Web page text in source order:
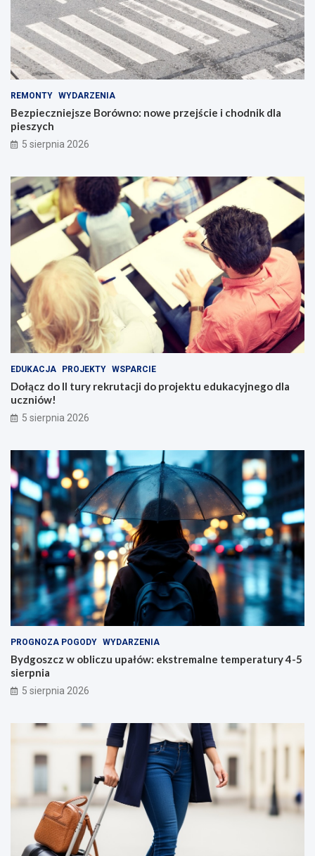
REMONTY WYDARZENIA
Bezpieczniejsze Borówno: nowe przejście i chodnik dla
pieszych
5 sierpnia 2026
EDUKACJA PROJEKTY WSPARCIE
Dołącz do II tury rekrutacji do projektu edukacyjnego dla
uczniów!
5 sierpnia 2026
PROGNOZA POGODY WYDARZENIA
Bydgoszcz w obliczu upałów: ekstremalne temperatury 4-5
sierpnia
5 sierpnia 2026